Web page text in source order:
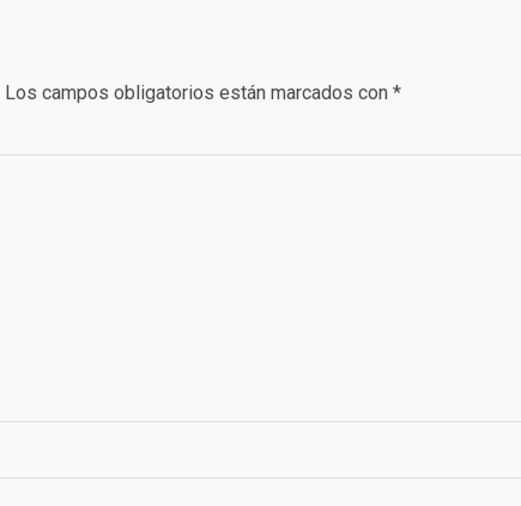
Los campos obligatorios están marcados con *